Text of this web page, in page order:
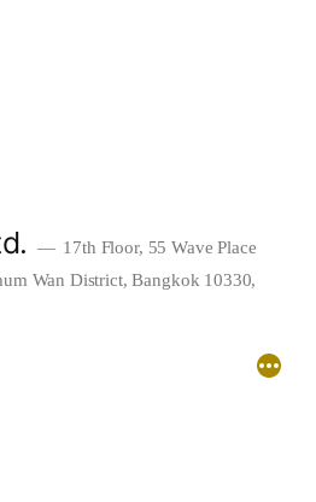
17th Floor, 55 Wave Place
Wan District, Bangkok 10330,